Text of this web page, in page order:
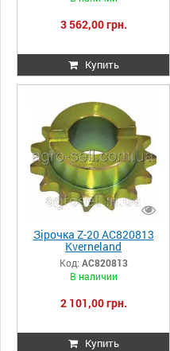
3 562,00 грн.
Купить
Зірочка Z-20 AC820813
Kverneland
Код: AC820813
В наличии
2 101,00 грн.
Купить